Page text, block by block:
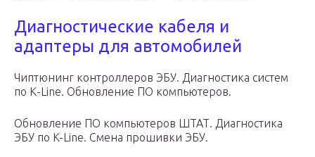
Диагностические кабеля и
адаптеры для автомобилей
Чиптюнинг контроллеров ЭБУ. Диагностика систем
по К-Line. Обновление ПО компьютеров.
Обновление ПО компьютеров ШТАТ. Диагностика
ЭБУ по K-Line. Смена прошивки ЭБУ.